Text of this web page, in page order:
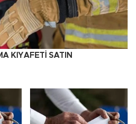
KIYAFETİ SATIN